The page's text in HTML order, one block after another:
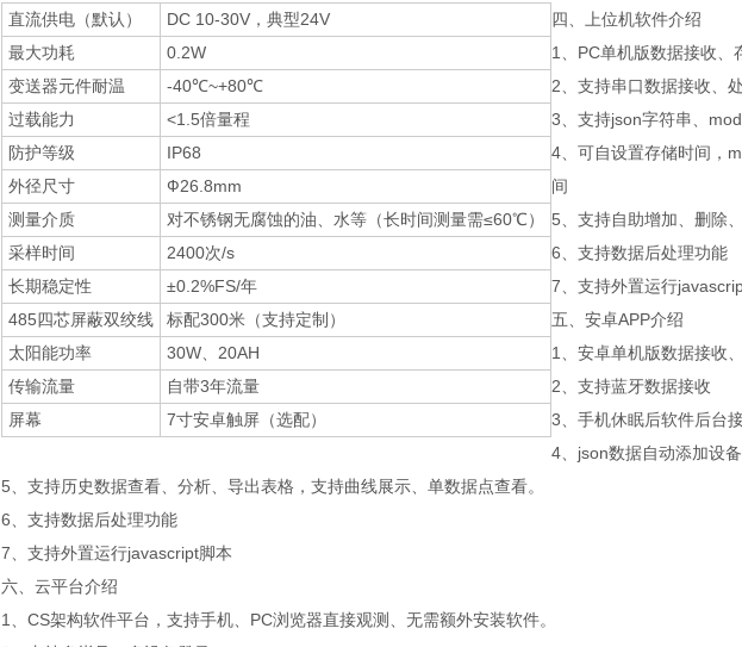
直流供电（默认）
DC 10-30V，典型24V
最大功耗
0.2W
变送器元件耐温
-40℃~+80℃
过载能力
<1.5倍量程
防护等级
IP68
外径尺寸
Ф26.8mm
测量介质
对不锈钢无腐蚀的油、水等（长时间测量需≤60℃）
采样时间
2400次/s
长期稳定性
±0.2%FS/年
485四芯屏蔽双绞线
标配300米（支持定制）
太阳能功率
30W、20AH
传输流量
自带3年流量
屏幕
7寸安卓触屏（选配）
四、上位机软件介绍
1、PC单机版数据接收、
2、支持串口数据接收、
3、支持json字符串、
4、可自设置存储时间，
间
5、支持自助增加、删除
6、支持数据后处理功能
7、支持外置运行
五、安卓APP介绍
1、安卓单机版数据接收
2、支持蓝牙数据接收
3、手机休眠后软件后台
4、json数据自动添加设
5、支持历史数据查看、分析、导出表格，支持曲线展示、单数据点查看。
6、支持数据后处理功能
7、支持外置运行javascript脚本
六、云平台介绍
1、CS架构软件平台，支持手机、PC浏览器直接观测、无需额外安装软件。